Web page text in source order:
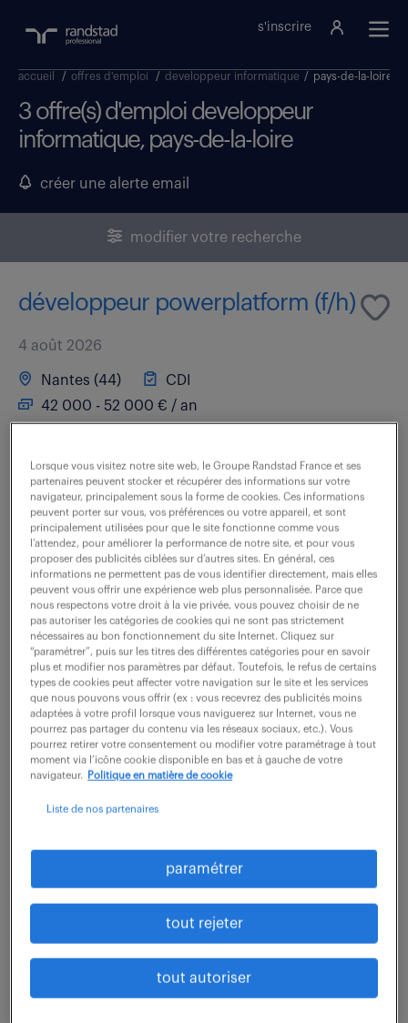
s'inscrire
accueil / offres d'emploi / developpeur informatique / pays-de-la-loire
3 offre(s) d'emploi developpeur
informatique, pays-de-la-loire
créer une alerte email
modifier votre recherche
développeur powerplatform (f/h)
4 août 2026
Nantes (44)
CDI
42 000 - 52 000 € / an
solutions digitales en tant que Développeur Power
Platform (F/H) ? Rattaché(e) à l'équipe tech, vous êtes
le chef d'orchestre de nos solutions...
voir l'offre
developpeur etl sql ( f/h )
22 juillet 2026
Vieillevigne (44)
CDI
28 000 - 42 000 € / an
l'avenir en tant que DEVELOPPEUR ETL SQL ( F/H ) ?
Rattaché au Responsable Informatique Plateforme,
vous serez le chef d'orchestre de nos flux de...
Lorsque vous visitez notre site web, le Groupe Randstad France et ses
partenaires peuvent stocker et récupérer des informations sur votre
navigateur, principalement sous la forme de cookies. Ces informations
peuvent porter sur vous, vos préférences ou votre appareil, et sont
principalement utilisées pour que le site fonctionne comme vous
l’attendez, pour améliorer la performance de notre site, et pour vous
proposer des publicités ciblées sur d’autres sites. En général, ces
informations ne permettent pas de vous identifier directement, mais elles
peuvent vous offrir une expérience web plus personnalisée. Parce que
nous respectons votre droit à la vie privée, vous pouvez choisir de ne
pas autoriser les catégories de cookies qui ne sont pas strictement
nécessaires au bon fonctionnement du site Internet. Cliquez sur
“paramétrer”, puis sur les titres des différentes catégories pour en savoir
plus et modifier nos paramètres par défaut. Toutefois, le refus de certains
types de cookies peut affecter votre navigation sur le site et les services
que nous pouvons vous offrir (ex : vous recevrez des publicités moins
adaptées à votre profil lorsque vous naviguerez sur Internet, vous ne
pourrez pas partager du contenu via les réseaux sociaux, etc.). Vous
pourrez retirer votre consentement ou modifier votre paramétrage à tout
moment via l’icône cookie disponible en bas et à gauche de votre
navigateur.
Politique en matière de cookie
Liste de nos partenaires
paramétrer
tout rejeter
tout autoriser